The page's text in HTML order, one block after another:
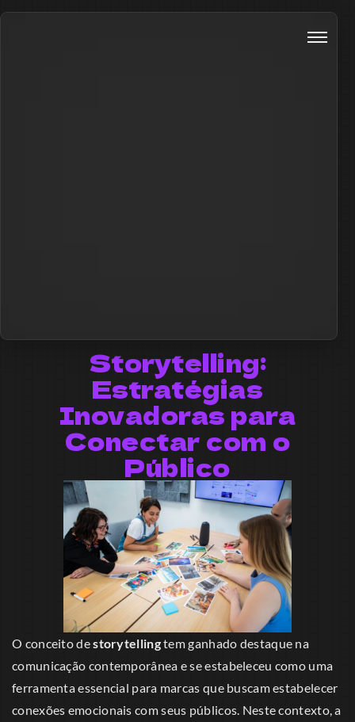
Storytelling:
Estratégias
Inovadoras para
Conectar com o
Público
O conceito destorytellingtem ganhado destaque na
comunicação contemporânea e se estabeleceu como uma
ferramenta essencial para marcas que buscam estabelecer
conexões emocionais com seus públicos. Neste contexto, a